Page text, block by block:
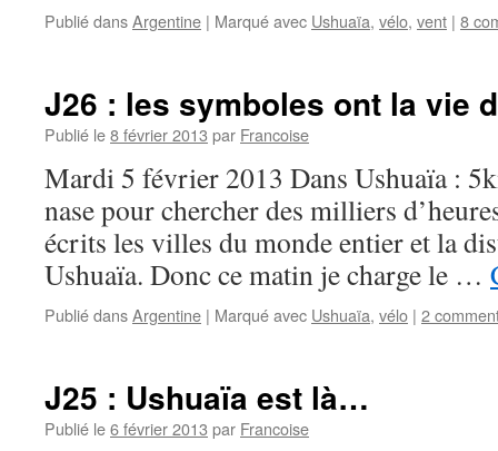
Publié dansArgentine | Marqué avec Ushuaïa, vélo, vent | 8
J26 : les symboles ont la vie
Publié le8 février 2013 par Francoise
Mardi 5 février 2013 Dans Ushuaïa :
nase pour chercher des milliers
écrits les villes du monde entier et la
Ushuaïa. Donc ce matin je charge le …
Publié dansArgentine | Marqué avec Ushuaïa, vélo | 2
J25 : Ushuaïa est là…
Publié le6 février 2013 par Francoise